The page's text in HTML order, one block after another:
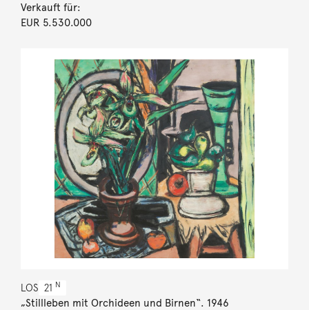
Verkauft für:
EUR 5.530.000
LOS 21 N
„Stillleben mit Orchideen und Birnen“. 1946